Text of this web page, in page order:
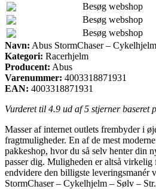
Besøg webshop
Besøg webshop
Besøg webshop
Navn: Abus StormChaser –
Kategori: Racerhjelm
Producent: Abus
Varenummer: 4003318871931
EAN: 4003318871931
Vurderet til 4.9 ud af 5 stjerner baseret
Masser af internet outlets frembyder i
fragtmuligheder. En af de mest
pakkeshop, hvor du så selv henter din
passer dig. Muligheden er altså
endvidere den billigste leveringsmanér
StormChaser – Cykelhjelm – Sølv –